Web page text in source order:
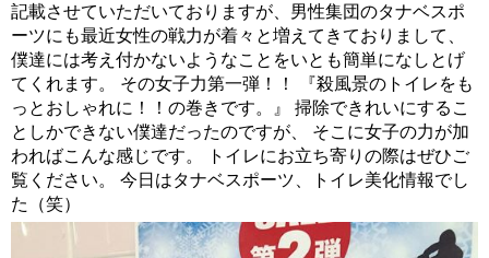
記載させていただいておりますが、男性集団のタナベスポ
ーツにも最近女性の戦力が着々と増えてきておりまして、
僕達には考え付かないようなことをいとも簡単になしとげ
てくれます。 その女子力第一弾！！ 『殺風景のトイレをも
っとおしゃれに！！の巻きです。』 掃除できれいにするこ
としかできない僕達だったのですが、 そこに女子の力が加
わればこんな感じです。 トイレにお立ち寄りの際はぜひご
覧ください。 今日はタナベスポーツ、トイレ美化情報でし
た（笑）